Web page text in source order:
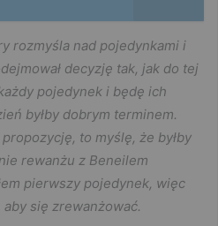
rozmyśla nad pojedynkami i
decyzję tak, jak do tej
pojedynek i będę ich
byłby dobrym terminem.
to myślę, że byłby
rewanżu z Beneilem
pierwszy pojedynek, więc
się zrewanżować.